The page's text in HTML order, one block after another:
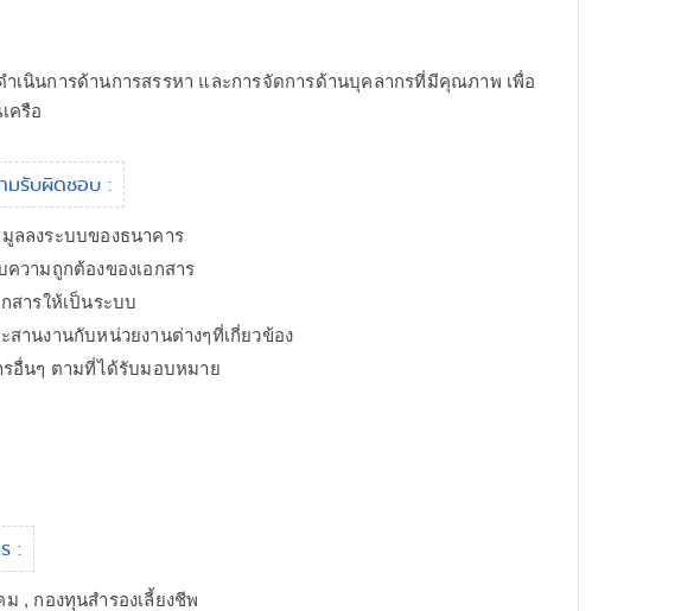
นินการด้านการสรรหา และการจัดการด้านบุคลากรที่มีคุณภาพ เพื่อ
ครือ
มรับผิดชอบ :
ลลงระบบของธนาคาร
ความถูกต้องของเอกสาร
สารให้เป็นระบบ
สานงานกับหน่วยงานต่างๆที่เกี่ยวข้อง
รอื่นๆ ตามที่ได้รับมอบหมาย
:
, กองทุนสำรองเลี้ยงชีพ